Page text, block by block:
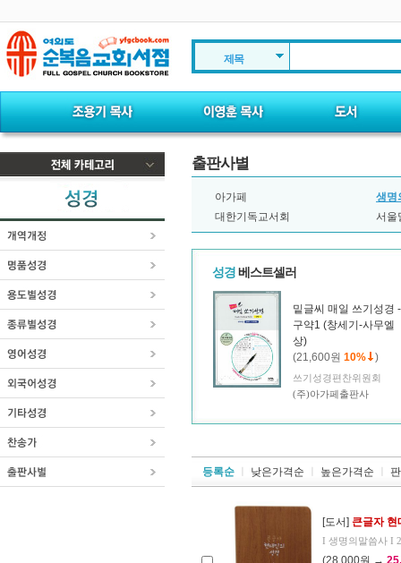
제목
출판사별
아가페
생명
대한기독교서회
서울
성경 베스트셀러
밑글씨 매일 쓰기성경 -
구약1 (창세기-사무엘
상)
(21,600원 10% )
쓰기성경편찬위원회
(주)아가페출판사
등록순 낮은가격순 높은가격순
[도서] 큰글자 현
I 생명의말씀사 I
(28,000원 →